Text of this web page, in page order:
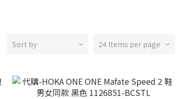
Sort by 24 Items per page